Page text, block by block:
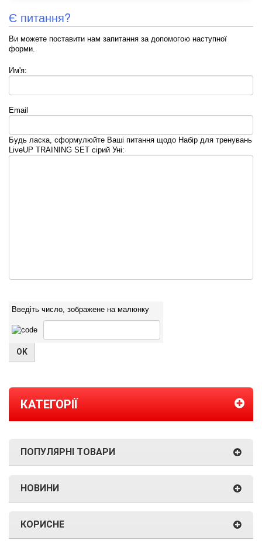
Є питання?
Ви можете поставити нам запитання за допомогою наступної
форми.
Им'я:
Email
Будь ласка, сформулюйте Ваші питання щодо Набір для тренувань
LiveUP TRAINING SET сірий Уні:
Введіть число, зображене на малюнку
КАТЕГОРІЇ
ПОПУЛЯРНІ ТОВАРИ
НОВИНИ
КОРИСНЕ